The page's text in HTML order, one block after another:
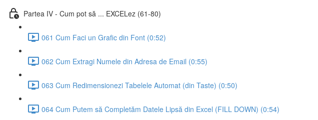
Partea IV - Cum pot să ... EXCELez (61-80)
061 Cum Faci un Grafic din Font (0:52)
062 Cum Extragi Numele din Adresa de Email (0:55)
063 Cum Redimensionezi Tabelele Automat (din Taste) (0:50)
064 Cum Putem să Completăm Datele Lipsă din Excel (FILL DOWN) (0:54)